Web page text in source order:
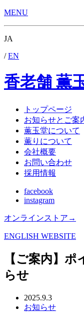
MENU
JA
/ EN
香老舗 薫
トップページ
お知らせとご案
薫玉堂について
薫りについて
会社概要
お問い合わせ
採用情報
facebook
instagram
オンラインストア →
ENGLISH WEBSITE
【ご案内】
らせ
2025.9.3
お知らせ